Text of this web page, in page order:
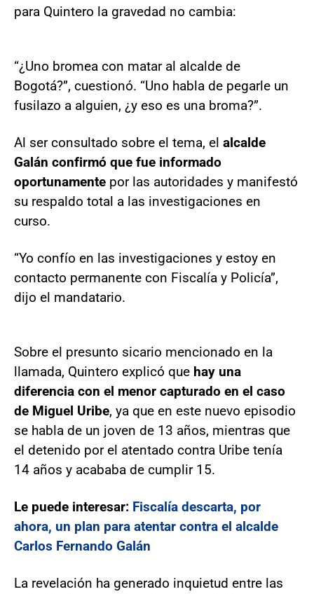
para Quintero la gravedad no cambia:
“¿Uno bromea con matar al alcalde de
Bogotá?”, cuestionó. “Uno habla de pegarle un
fusilazo a alguien, ¿y eso es una broma?”.
Al ser consultado sobre el tema, el alcalde
Galán confirmó que fue informado
oportunamente por las autoridades y manifestó
su respaldo total a las investigaciones en
curso.
“Yo confío en las investigaciones y estoy en
contacto permanente con Fiscalía y Policía”,
dijo el mandatario.
Sobre el presunto sicario mencionado en la
llamada, Quintero explicó que hay una
diferencia con el menor capturado en el caso
de Miguel Uribe, ya que en este nuevo episodio
se habla de un joven de 13 años, mientras que
el detenido por el atentado contra Uribe tenía
14 años y acababa de cumplir 15.
Le puede interesar: Fiscalía descarta, por
ahora, un plan para atentar contra el alcalde
Carlos Fernando Galán
La revelación ha generado inquietud entre las